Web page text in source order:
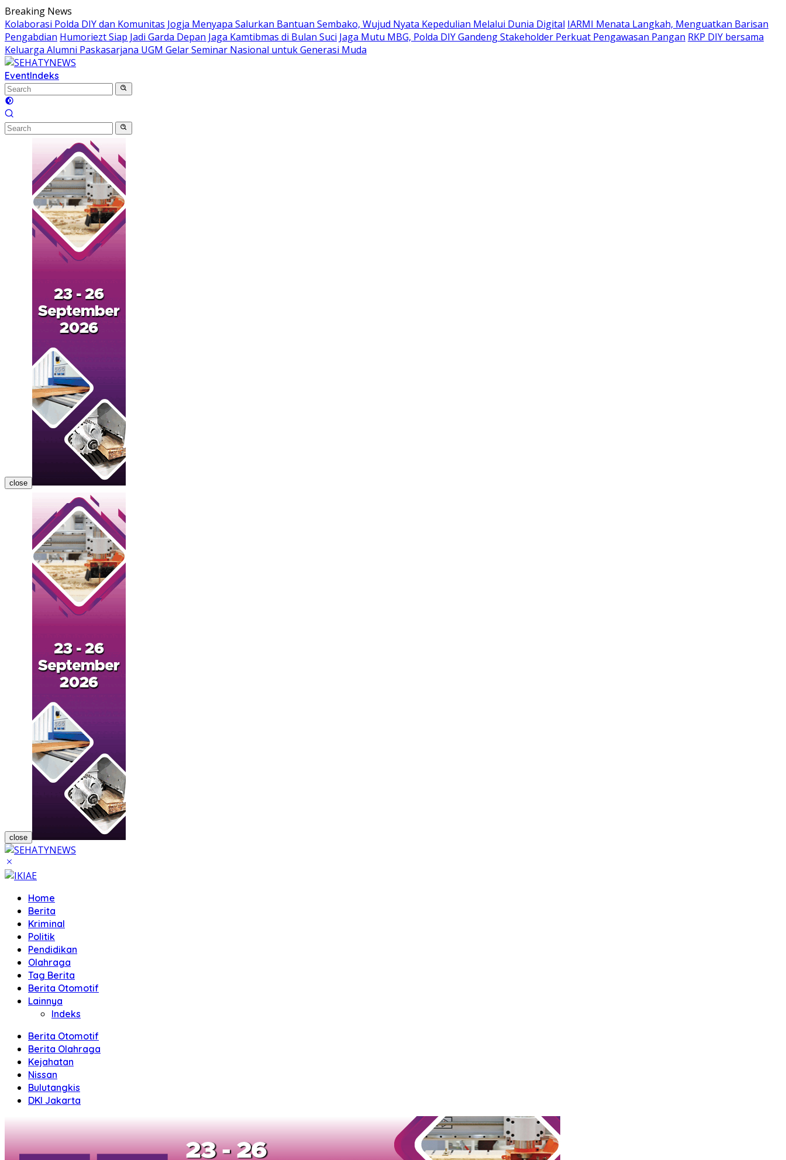
Skip
to
content
Breaking News
Kolaborasi Polda DIY dan Komunitas Jogja Menyapa Salurkan Bantuan Sembako, Wujud Nyata Kepedulian Melalui Dunia Digital IARMI Menata Langkah, Menguatkan Barisan
Pengabdian Humoriezt Siap Jadi Garda Depan Jaga Kamtibmas di Bulan Suci Jaga Mutu MBG, Polda DIY Gandeng Stakeholder Perkuat Pengawasan Pangan RKP DIY bersama
Keluarga Alumni Paskasarjana UGM Gelar Seminar Nasional untuk Generasi Muda
EventIndeks
close
close
Home
Berita
Kriminal
Politik
Pendidikan
Olahraga
Tag Berita
Berita Otomotif
Lainnya
Indeks
Berita Otomotif
Berita Olahraga
Kejahatan
Nissan
Bulutangkis
DKI Jakarta